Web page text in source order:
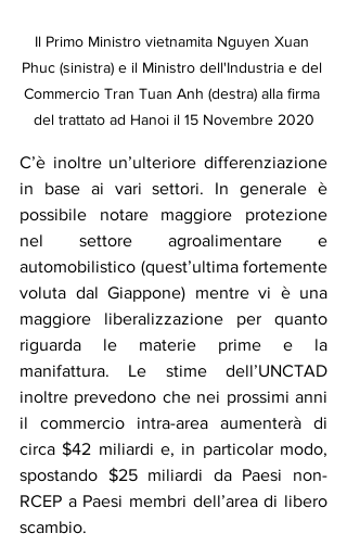
Il Primo Ministro vietnamita Nguyen Xuan
Phuc (sinistra) e il Ministro dell'Industria e del
Commercio Tran Tuan Anh (destra) alla firma
del trattato ad Hanoi il 15 Novembre 2020
C’è inoltre un’ulteriore differenziazione
in base ai vari settori. In generale è
possibile notare maggiore protezione
nel settore agroalimentare e
automobilistico (quest’ultima fortemente
voluta dal Giappone) mentre vi è una
maggiore liberalizzazione per quanto
riguarda le materie prime e la
manifattura. Le stime dell’UNCTAD
inoltre prevedono che nei prossimi anni
il commercio intra-area aumenterà di
circa $42 miliardi e, in particolar modo,
spostando $25 miliardi da Paesi non-
RCEP a Paesi membri dell’area di libero
scambio.